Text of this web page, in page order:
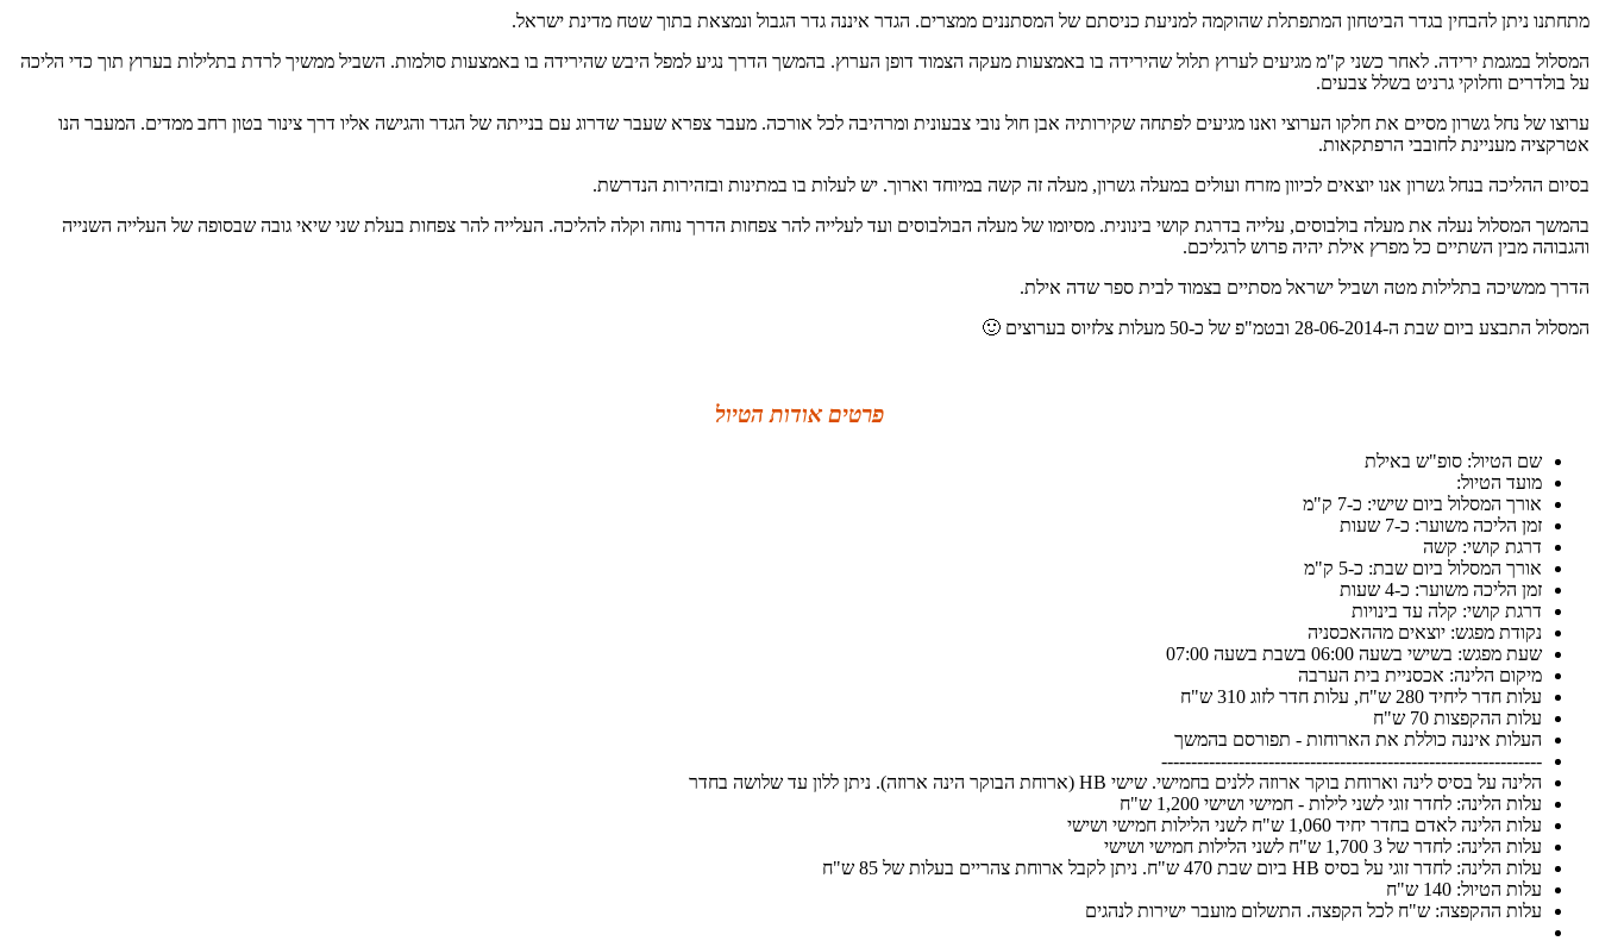
מתחתנו ניתן להבחין בגדר הביטחון המתפתלת שהוקמה למניעת כניסתם של המסתננים ממצרים. הגדר איננה גדר הגבול ונמצאת בתוך שטח מדינת ישראל.
המסלול במגמת ירידה. לאחר כשני ק"מ מגיעים לערוץ תלול שהירידה בו באמצעות מעקה הצמוד דופן הערוץ. בהמשך הדרך נגיע למפל היבש שהירידה בו באמצעות סולמות. השביל ממשיך לרדת בתלילות בערוץ תוך כדי הליכה
על בולדרים וחלוקי גרניט בשלל צבעים.
ערוצו של נחל גשרון מסיים את חלקו הערוצי ואנו מגיעים לפתחה שקירותיה אבן חול נובי צבעונית ומרהיבה לכל אורכה. מעבר צפרא שעבר שדרוג עם בנייתה של הגדר והגישה אליו דרך צינור בטון רחב ממדים. המעבר הנו
אטרקציה מעניינת לחובבי הרפתקאות.
בסיום ההליכה בנחל גשרון אנו יוצאים לכיוון מזרח ועולים במעלה גשרון, מעלה זה קשה במיוחד וארוך. יש לעלות בו במתינות ובזהירות הנדרשת.
בהמשך המסלול נעלה את מעלה בולבוסים, עלייה בדרגת קושי בינונית. מסיומו של מעלה הבולבוסים ועד לעלייה להר צפחות הדרך נוחה וקלה להליכה. העלייה להר צפחות בעלת שני שיאי גובה שבסופה של העלייה השנייה
והגבוהה מבין השתיים כל מפרץ אילת יהיה פרוש לרגליכם.
הדרך ממשיכה בתלילות מטה ושביל ישראל מסתיים בצמוד לבית ספר שדה אילת.
המסלול התבצע ביום שבת ה-28-06-2014 ובטמ"פ של כ-50 מעלות צלזיוס בערוצים 🙂
פרטים אודות הטיול
שם הטיול: סופ"ש באילת
מועד הטיול:
אורך המסלול ביום שישי: כ-7 ק"מ
זמן הליכה משוער: כ-7 שעות
דרגת קושי: קשה
אורך המסלול ביום שבת: כ-5 ק"מ
זמן הליכה משוער: כ-4 שעות
דרגת קושי: קלה עד בינויות
נקודת מפגש: יוצאים מההאכסניה
שעת מפגש: בשישי בשעה 06:00 בשבת בשעה 07:00
מיקום הלינה: אכסניית בית הערבה
עלות חדר ליחיד 280 ש"ח, עלות חדר לזוג 310 ש"ח
עלות ההקפצות 70 ש"ח
העלות איננה כוללת את הארוחות - תפורסם בהמשך
----------------------------------------------------------------
הלינה על בסיס לינה וארוחת בוקר ארוזה ללנים בחמישי. שישי HB (ארוחת הבוקר הינה ארוזה). ניתן ללון עד שלושה בחדר
עלות הלינה: לחדר זוגי לשני לילות - חמישי ושישי 1,200 ש"ח
עלות הלינה לאדם בחדר יחיד 1,060 ש"ח לשני הלילות חמישי ושישי
עלות הלינה: לחדר של 3 1,700 ש"ח לשני הלילות חמישי ושישי
עלות הלינה: לחדר זוגי על בסיס HB ביום שבת 470 ש"ח. ניתן לקבל ארוחת צהריים בעלות של 85 ש"ח
עלות הטיול: 140 ש"ח
עלות ההקפצה: ש"ח לכל הקפצה. התשלום מועבר ישירות לנהגים